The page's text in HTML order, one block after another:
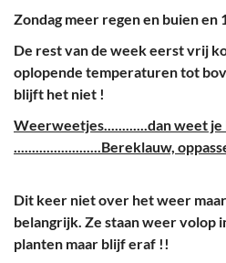
Zondag meer regen en buien en
De rest van de week eerst vrij
oplopende temperaturen tot
blijft het niet !
Weerweetjes............dan weet
........................Bereklauw,
Dit keer niet over het weer
belangrijk. Ze staan weer volop
planten maar blijf eraf !!